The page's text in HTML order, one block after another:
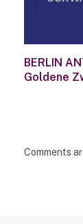
BERLIN
Goldene
Comments